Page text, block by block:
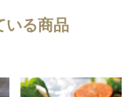
いる商品